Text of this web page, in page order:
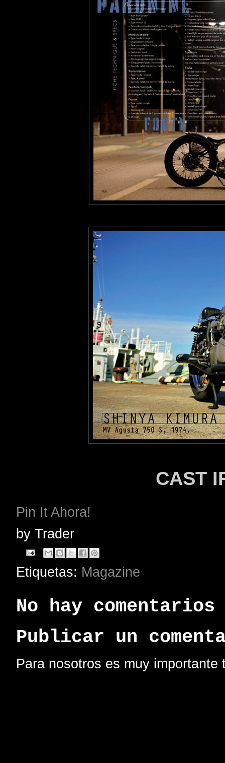
CAST
Pin It Ahora!
by Trader
Etiquetas: Magazine
No hay
Publicar un
Para nosotros es muy